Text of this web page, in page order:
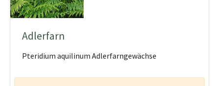
Adlerfarn
Pteridium aquilinum Adlerfarngewächse